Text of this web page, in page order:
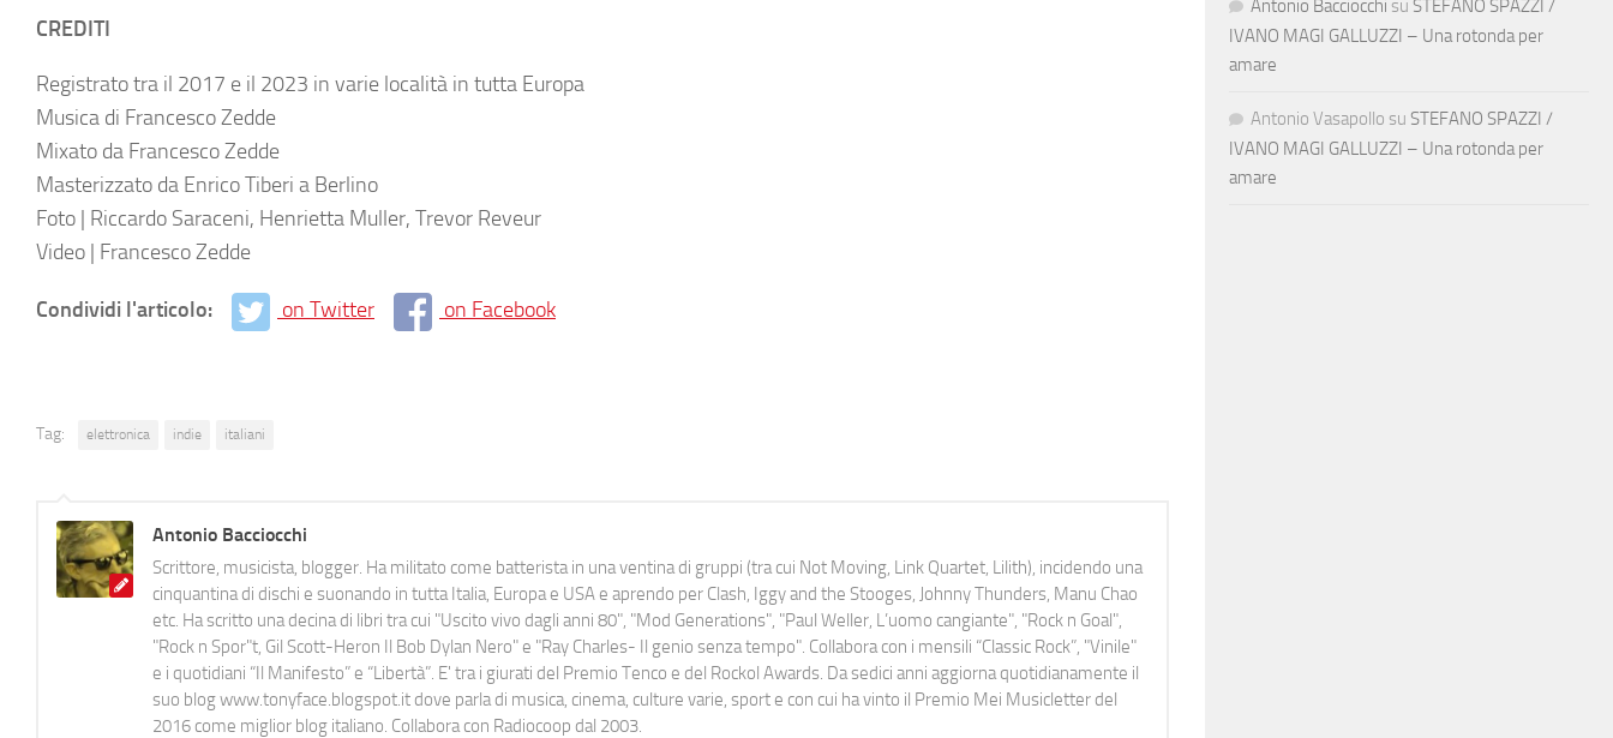
CREDITI
Registrato tra il 2017 e il 2023 in varie località in tutta Europa
Musica di Francesco Zedde
Mixato da Francesco Zedde
Masterizzato da Enrico Tiberi a Berlino
Foto | Riccardo Saraceni, Henrietta Muller, Trevor Reveur
Video | Francesco Zedde
Condividi l'articolo: on Twitter on Facebook
Tag: elettronica indie italiani
Antonio Bacciocchi
Scrittore, musicista, blogger. Ha militato come batterista in una ventina di gruppi (tra cui Not Moving, Link Quartet, Lilith), incidendo una
cinquantina di dischi e suonando in tutta Italia, Europa e USA e aprendo per Clash, Iggy and the Stooges, Johnny Thunders, Manu Chao
etc. Ha scritto una decina di libri tra cui "Uscito vivo dagli anni 80", "Mod Generations", "Paul Weller, L’uomo cangiante", "Rock n Goal",
"Rock n Spor"t, Gil Scott-Heron Il Bob Dylan Nero" e "Ray Charles- Il genio senza tempo". Collabora con i mensili “Classic Rock”, "Vinile"
e i quotidiani “Il Manifesto” e “Libertà”. E' tra i giurati del Premio Tenco e del Rockol Awards. Da sedici anni aggiorna quotidianamente il
suo blog www.tonyface.blogspot.it dove parla di musica, cinema, culture varie, sport e con cui ha vinto il Premio Mei Musicletter del
2016 come miglior blog italiano. Collabora con Radiocoop dal 2003.
Antonio Bacciocchi su STEFANO SPAZZI /
IVANO MAGI GALLUZZI – Una rotonda per
amare
Antonio Vasapollo su STEFANO SPAZZI /
IVANO MAGI GALLUZZI – Una rotonda per
amare